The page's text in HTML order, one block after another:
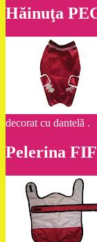
Hăinuţa
decorat cu dantelă .
Pelerina